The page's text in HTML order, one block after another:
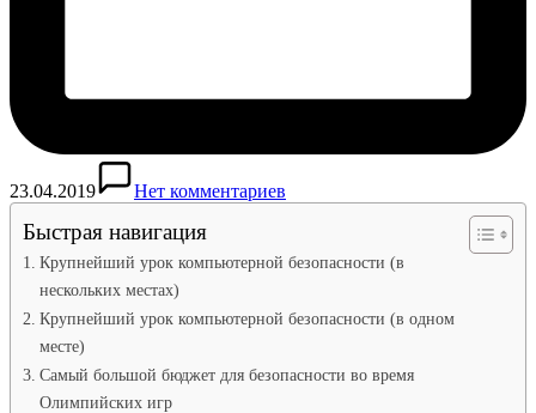
23.04.2019 Нет комментариев
Быстрая навигация
Крупнейший урок компьютерной безопасности (в
нескольких местах)
Крупнейший урок компьютерной безопасности (в одном
месте)
Самый большой бюджет для безопасности во время
Олимпийских игр